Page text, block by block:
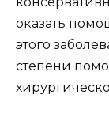
оказать
этого
степени